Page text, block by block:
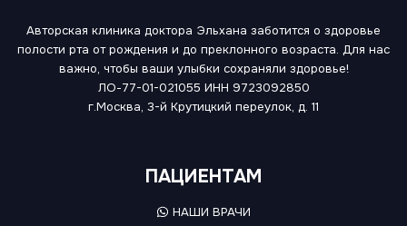
Авторская клиника доктора Эльхана заботится о здоровье
полости рта от рождения и до преклонного возраста. Для нас
важно, чтобы ваши улыбки сохраняли здоровье!
ЛО-77-01-021055 ИНН 9723092850
г.Москва, 3-й Крутицкий переулок, д. 11
ПАЦИЕНТАМ
НАШИ ВРАЧИ